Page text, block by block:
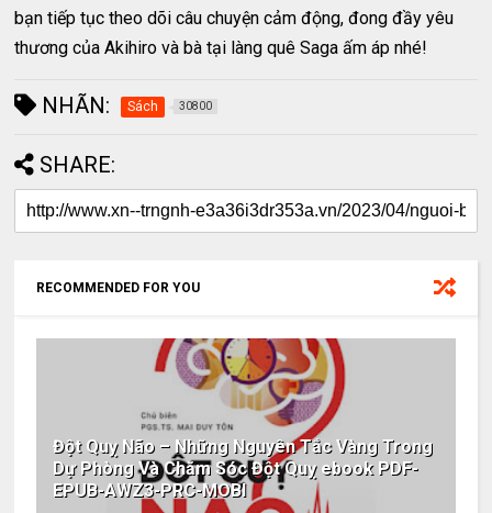
bạn tiếp tục theo dõi câu chuyện cảm động, đong đầy yêu
thương của Akihiro và bà tại làng quê Saga ấm áp nhé!
NHÃN: Sách 30800
SHARE:
RECOMMENDED FOR YOU
Đột Quỵ Não – Những Nguyên Tắc Vàng Trong
Dự Phòng Và Chăm Sóc Đột Quỵ ebook PDF-
EPUB-AWZ3-PRC-MOBI